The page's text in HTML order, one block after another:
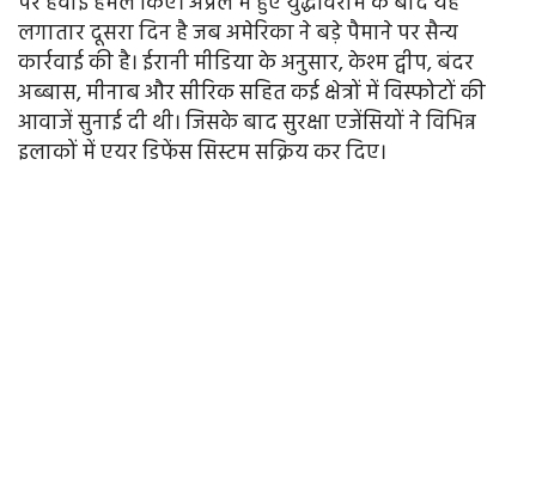
लगातार दूसरा दिन है जब अमेरिका ने बड़े पैमाने पर सैन्य
कार्रवाई की है। ईरानी मीडिया के अनुसार, केश्म द्वीप, बंदर
अब्बास, मीनाब और सीरिक सहित कई क्षेत्रों में विस्फोटों की
आवाजें सुनाई दी थी। जिसके बाद सुरक्षा एजेंसियों ने विभिन्न
इलाकों में एयर डिफेंस सिस्टम सक्रिय कर दिए।